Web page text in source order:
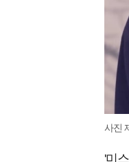
사진
'미